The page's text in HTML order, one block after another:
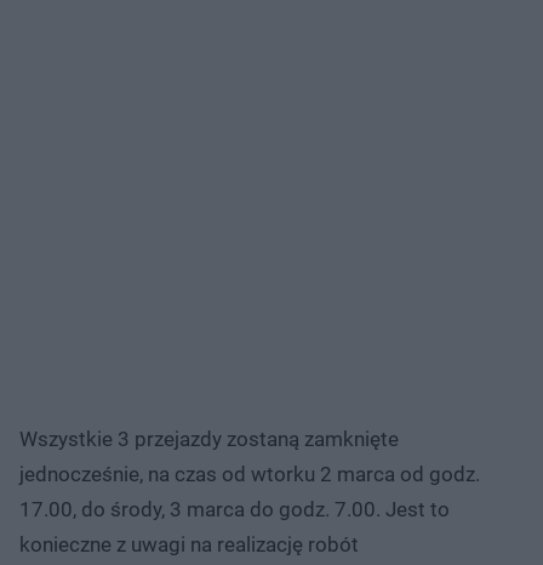
Wszystkie 3 przejazdy zostaną zamknięte
jednocześnie, na czas od wtorku 2 marca od godz.
17.00, do środy, 3 marca do godz. 7.00. Jest to
konieczne z uwagi na realizację robót